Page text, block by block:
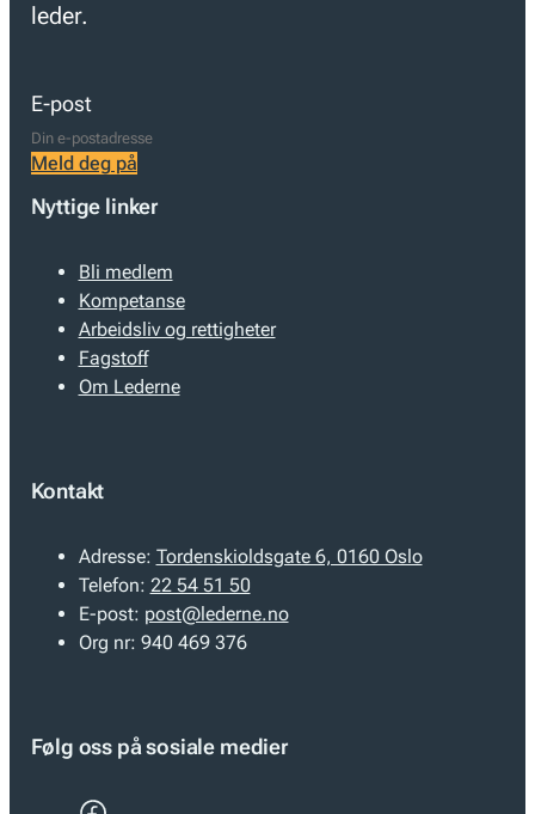
leder.
E-post
Meld deg på
Nyttige linker
Bli medlem
Kompetanse
Arbeidsliv og rettigheter
Fagstoff
Om Lederne
Kontakt
Adresse: Tordenskioldsgate 6, 0160 Oslo
Telefon: 22 54 51 50
E-post: post@lederne.no
Org nr: 940 469 376
Følg oss på sosiale medier